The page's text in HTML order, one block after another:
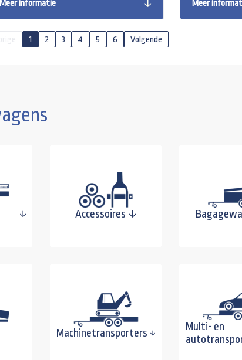
Meer informatie Meer
1 2 3 4 5 6 Volgende
Accessoires
Machinetransporters
Multi- en